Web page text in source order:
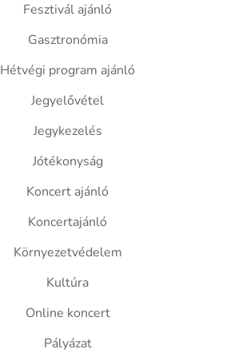
Fesztivál ajánló
Gasztronómia
Hétvégi program ajánló
Jegyelővétel
Jegykezelés
Jótékonyság
Koncert ajánló
Koncertajánló
Környezetvédelem
Kultúra
Online koncert
Pályázat